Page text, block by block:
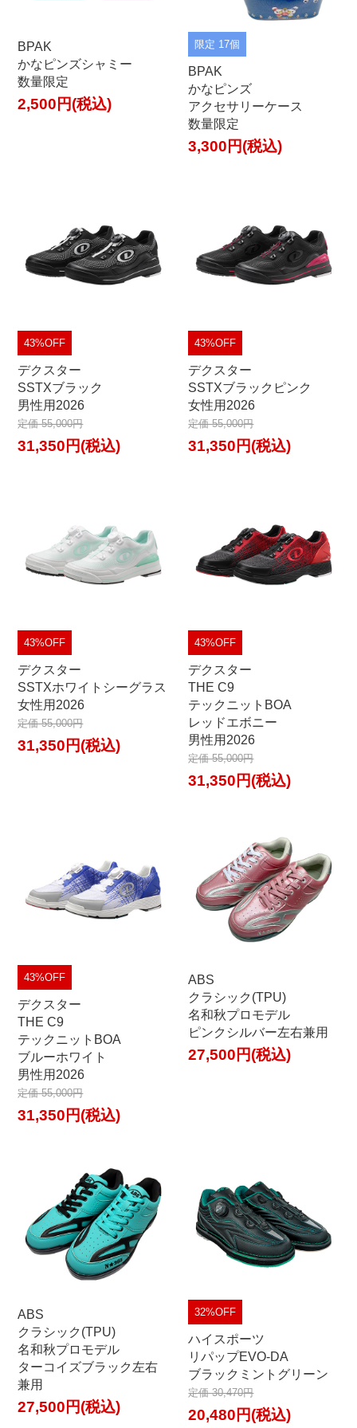
BPAK
かなピンズシャミー
数量限定
2,500円(税込)
限定 17個
BPAK
かなピンズ
アクセサリーケース
数量限定
3,300円(税込)
43%OFF
デクスター
SSTXブラック
男性用2026
定価 55,000円
31,350円(税込)
43%OFF
デクスター
SSTXブラックピンク
女性用2026
定価 55,000円
31,350円(税込)
43%OFF
デクスター
SSTXホワイトシーグラス
女性用2026
定価 55,000円
31,350円(税込)
43%OFF
デクスター
THE C9
テックニットBOA
レッドエボニー
男性用2026
定価 55,000円
31,350円(税込)
43%OFF
デクスター
THE C9
テックニットBOA
ブルーホワイト
男性用2026
定価 55,000円
31,350円(税込)
ABS
クラシック(TPU)
名和秋プロモデル
ピンクシルバー左右兼用
27,500円(税込)
ABS
クラシック(TPU)
名和秋プロモデル
ターコイズブラック左右
兼用
27,500円(税込)
32%OFF
ハイスポーツ
リパップEVO-DA
ブラックミントグリーン
定価 30,470円
20,480円(税込)